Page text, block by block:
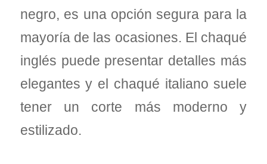
negro, es una opción segura para la
mayoría de las ocasiones. El chaqué
inglés puede presentar detalles más
elegantes y el chaqué italiano suele
tener un corte más moderno y
estilizado.